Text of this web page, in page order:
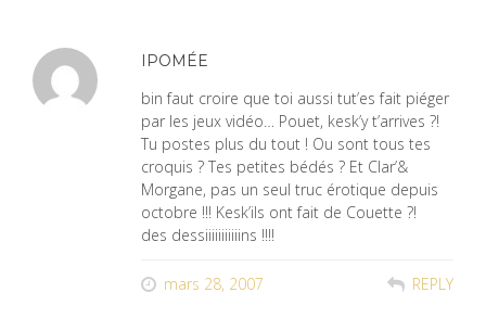
IPOMÉE
bin faut croire que toi aussi tut’es fait piéger
par les jeux vidéo… Pouet, kesk’y t’arrives ?!
Tu postes plus du tout ! Ou sont tous tes
croquis ? Tes petites bédés ? Et Clar’&
Morgane, pas un seul truc érotique depuis
octobre !!! Kesk’ils ont fait de Couette ?!
des dessiiiiiiiiiiins !!!!
mars 28, 2007 REPLY